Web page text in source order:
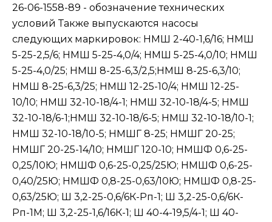
26-06-1558-89 - обозначение технических
условий Также выпускаются насосы
следующих маркировок: НМШ 2-40-1,6/16; НМШ
5-25-2,5/6; НМШ 5-25-4,0/4; НМШ 5-25-4,0/10; НМШ
5-25-4,0/25; НМШ 8-25-6,3/2,5;НМШ 8-25-6,3/10;
НМШ 8-25-6,3/25; НМШ 12-25-10/4; НМШ 12-25-
10/10; НМШ 32-10-18/4-1; НМШ 32-10-18/4-5; НМШ
32-10-18/6-1;НМШ 32-10-18/6-5; НМШ 32-10-18/10-1;
НМШ 32-10-18/10-5; НМШГ 8-25; НМШГ 20-25;
НМШГ 20-25-14/10; НМШГ 120-10; НМШФ 0,6-25-
0,25/10Ю; НМШФ 0,6-25-0,25/25Ю; НМШФ 0,6-25-
0,40/25Ю; НМШФ 0,8-25-0,63/10Ю; НМШФ 0,8-25-
0,63/25Ю; Ш 3,2-25-0,6/6К-Рп-1; Ш 3,2-25-0,6/6К-
Рп-1М; Ш 3,2-25-1,6/16К-1; Ш 40-4-19,5/4-1; Ш 40-